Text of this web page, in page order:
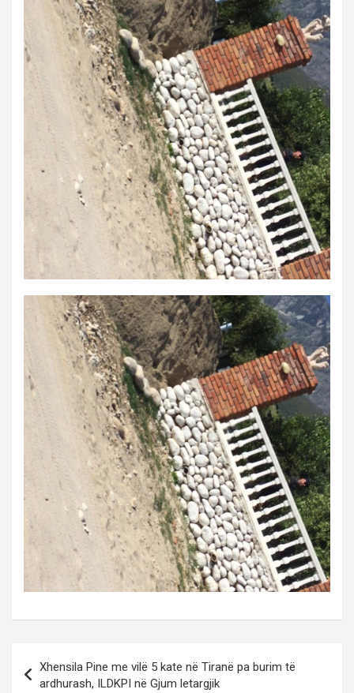
Xhensila Pine me vilë 5 kate në Tiranë pa burim të
ardhurash, ILDKPI në Gjum letargjik